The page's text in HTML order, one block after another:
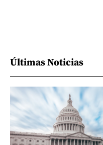
Últimas Noticias